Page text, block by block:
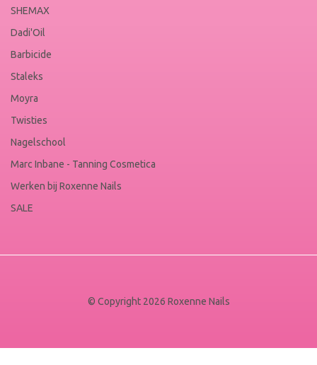
SHEMAX
Dadi'Oil
Barbicide
Staleks
Moyra
Twisties
Nagelschool
Marc Inbane - Tanning Cosmetica
Werken bij Roxenne Nails
SALE
© Copyright 2026 Roxenne Nails